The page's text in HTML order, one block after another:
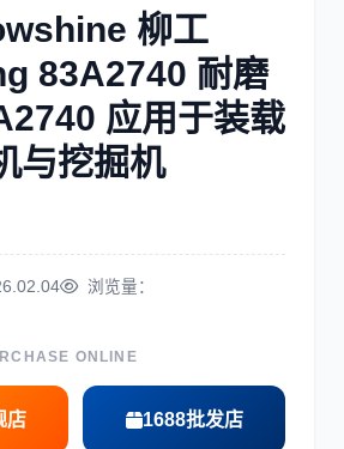
博世
柳工
83A2740 耐磨
应用于装载
与挖掘机
浏览量：
ONLINE
店 1688批发店